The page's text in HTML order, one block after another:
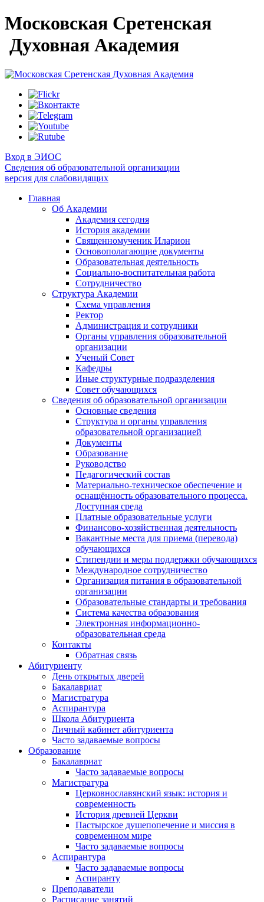
Московская Сретенская
Духовная Академия
Вход в ЭИОС
Сведения об образовательной организации
версия для слабовидящих
Главная
Об Академии
Академия сегодня
История академии
Священномученик Иларион
Основополагающие документы
Образовательная деятельность
Социально-воспитательная работа
Сотрудничество
Структура Академии
Схема управления
Ректор
Администрация и сотрудники
Органы управления образовательной
организации
Ученый Совет
Кафедры
Иные структурные подразделения
Совет обучающихся
Сведения об образовательной организации
Основные сведения
Структура и органы управления
образовательной организацией
Документы
Образование
Руководство
Педагогический состав
Материально-техническое обеспечение и
оснащённость образовательного процесса.
Доступная среда
Платные образовательные услуги
Финансово-хозяйственная деятельность
Вакантные места для приема (перевода)
обучающихся
Стипендии и меры поддержки обучающихся
Международное сотрудничество
Организация питания в образовательной
организации
Образовательные стандарты и требования
Система качества образования
Электронная информационно-
образовательная среда
Контакты
Обратная связь
Абитуриенту
День открытых дверей
Бакалавриат
Магистратура
Аспирантура
Школа Абитуриента
Личный кабинет абитуриента
Часто задаваемые вопросы
Образование
Бакалавриат
Часто задаваемые вопросы
Магистратура
Церковнославянский язык: история и
современность
История древней Церкви
Пастырское душепопечение и миссия в
современном мире
Часто задаваемые вопросы
Аспирантура
Часто задаваемые вопросы
Аспиранту
Преподаватели
Расписание занятий